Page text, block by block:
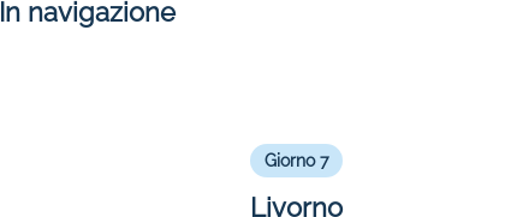
In navigazione
Giorno 7
Livorno